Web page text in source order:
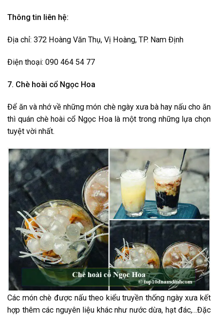
Thông tin liên hệ:
Địa chỉ: 372 Hoàng Văn Thụ, Vị Hoàng, TP. Nam Định
Điện thoại: 090 464 54 77
7. Chè hoài cổ Ngọc Hoa
Để ăn và nhớ về những món chè ngày xưa bà hay nấu cho ăn
thì quán chè hoài cổ Ngọc Hoa là một trong những lựa chọn
tuyệt vời nhất.
Các món chè được nấu theo kiểu truyền thống ngày xưa kết
hợp thêm các nguyên liệu khác như nước dừa, hạt đác,…Đặc